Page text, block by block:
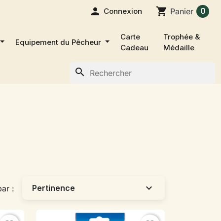
 Connexion shopping_cart Panier 0
Equipement du Pêcheur
Carte
Cadeau
Trophée &
Médaille
search
: Pertinence expand_more